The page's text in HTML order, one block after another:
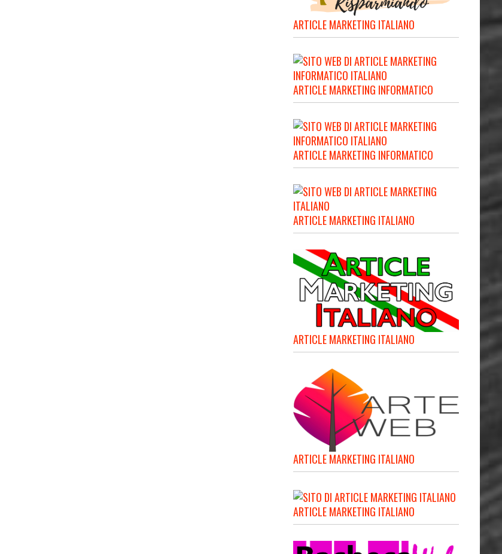
ARTICLE MARKETING ITALIANO
ARTICLE MARKETING INFORMATICO
ARTICLE MARKETING INFORMATICO
ARTICLE MARKETING ITALIANO
ARTICLE MARKETING ITALIANO
ARTICLE MARKETING ITALIANO
ARTICLE MARKETING ITALIANO